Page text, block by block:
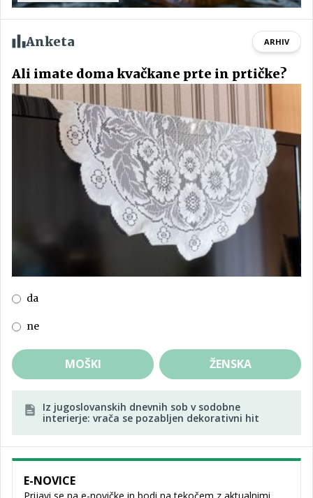
Anketa ARHIV
Ali imate doma kvačkane prte in prtičke?
da
ne
MOŠKI ŽENSKA
Iz jugoslovanskih dnevnih sob v sodobne
interierje: vrača se pozabljen dekorativni hit
E-NOVICE
Prijavi se na e-novičke in bodi na tekočem z aktualnimi